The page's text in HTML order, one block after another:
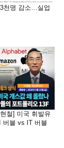
천명 감소…실업
철] 미국 휘발유
블 vs IT 버블